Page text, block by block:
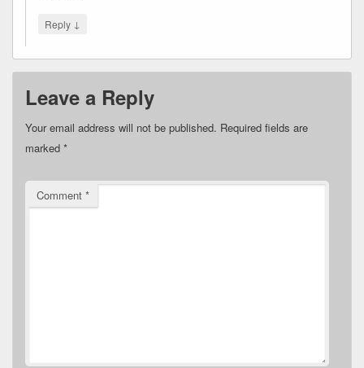
Reply ↓
Leave a Reply
Your email address will not be published. Required fields are
marked *
Comment *